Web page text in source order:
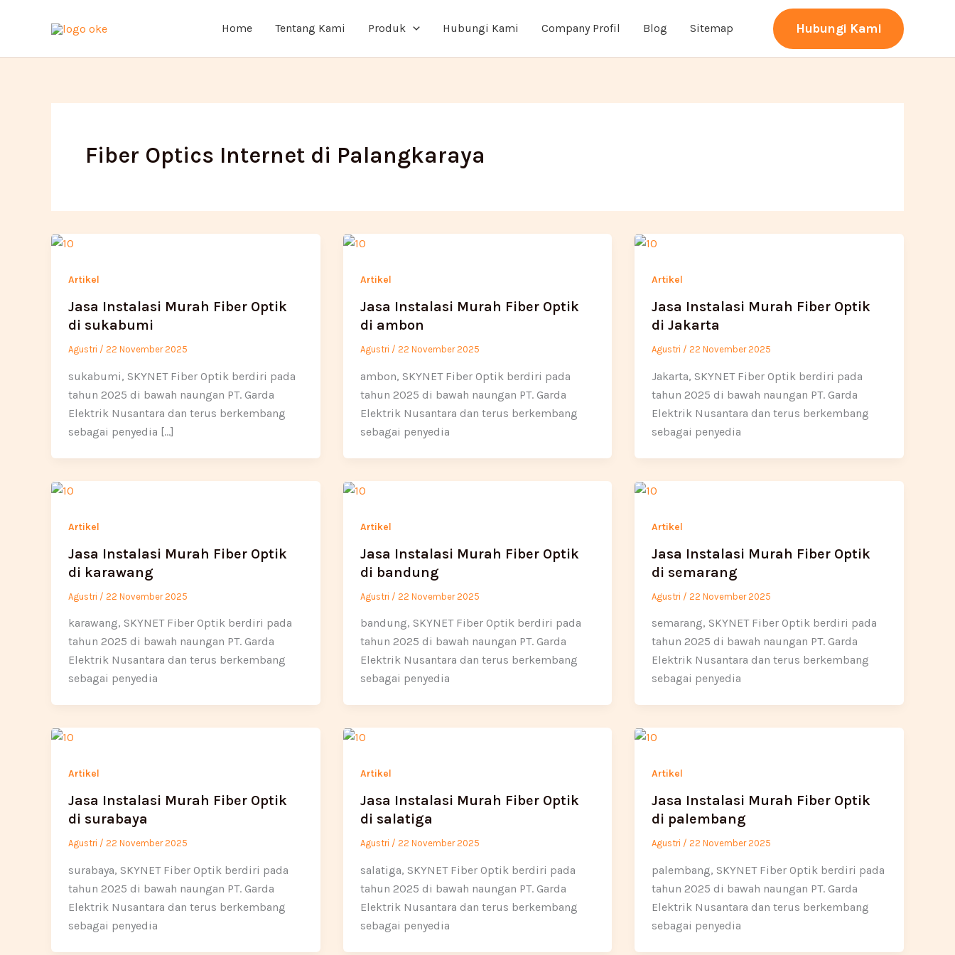
Home Tentang Kami Produk Hubungi Kami Company Profil Blog Sitemap Hubungi Kami
Fiber Optics Internet di Palangkaraya
Artikel
Jasa Instalasi Murah Fiber Optik
di sukabumi
Agustri / 22 November 2025
sukabumi, SKYNET Fiber Optik berdiri pada
tahun 2025 di bawah naungan PT. Garda
Elektrik Nusantara dan terus berkembang
sebagai penyedia […]
Artikel
Jasa Instalasi Murah Fiber Optik
di ambon
Agustri / 22 November 2025
ambon, SKYNET Fiber Optik berdiri pada
tahun 2025 di bawah naungan PT. Garda
Elektrik Nusantara dan terus berkembang
sebagai penyedia
Artikel
Jasa Instalasi Murah Fiber Optik
di Jakarta
Agustri / 22 November 2025
Jakarta, SKYNET Fiber Optik berdiri pada
tahun 2025 di bawah naungan PT. Garda
Elektrik Nusantara dan terus berkembang
sebagai penyedia
Artikel
Jasa Instalasi Murah Fiber Optik
di karawang
Agustri / 22 November 2025
karawang, SKYNET Fiber Optik berdiri pada
tahun 2025 di bawah naungan PT. Garda
Elektrik Nusantara dan terus berkembang
sebagai penyedia
Artikel
Jasa Instalasi Murah Fiber Optik
di bandung
Agustri / 22 November 2025
bandung, SKYNET Fiber Optik berdiri pada
tahun 2025 di bawah naungan PT. Garda
Elektrik Nusantara dan terus berkembang
sebagai penyedia
Artikel
Jasa Instalasi Murah Fiber Optik
di semarang
Agustri / 22 November 2025
semarang, SKYNET Fiber Optik berdiri pada
tahun 2025 di bawah naungan PT. Garda
Elektrik Nusantara dan terus berkembang
sebagai penyedia
Artikel
Jasa Instalasi Murah Fiber Optik
di surabaya
Agustri / 22 November 2025
surabaya, SKYNET Fiber Optik berdiri pada
tahun 2025 di bawah naungan PT. Garda
Elektrik Nusantara dan terus berkembang
sebagai penyedia
Artikel
Jasa Instalasi Murah Fiber Optik
di salatiga
Agustri / 22 November 2025
salatiga, SKYNET Fiber Optik berdiri pada
tahun 2025 di bawah naungan PT. Garda
Elektrik Nusantara dan terus berkembang
sebagai penyedia
Artikel
Jasa Instalasi Murah Fiber Optik
di palembang
Agustri /22 November 2025
palembang, SKYNET Fiber Optik berdiri pada
tahun 2025 di bawah naungan PT. Garda
Elektrik Nusantara dan terus berkembang
sebagai penyedia